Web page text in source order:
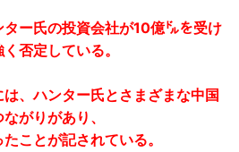
ー氏の投資会社が10億㌦を受け
否定している。
、ハンター氏とさまざまな中国
がりがあり、
ことが記されている。